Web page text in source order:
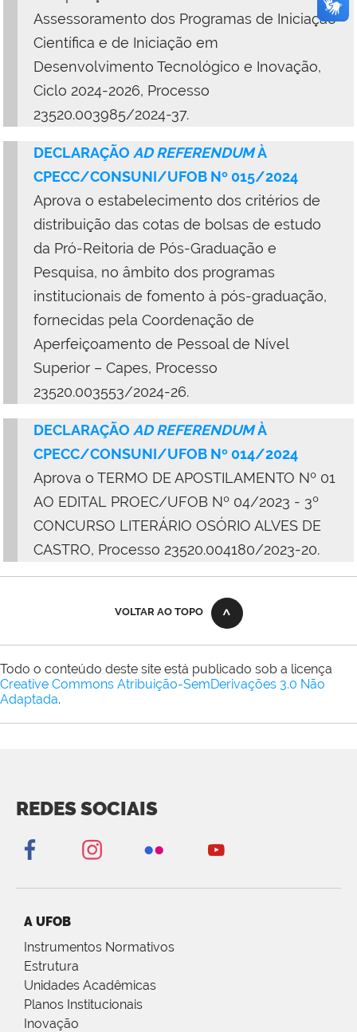
Assessoramento dos Programas de Iniciação
Científica e de Iniciação em
Desenvolvimento Tecnológico e Inovação,
Ciclo 2024-2026, Processo
23520.003985/2024-37.
DECLARAÇÃO AD REFERENDUMÀ
CPECC/CONSUNI/UFOB Nº 015/2024
Aprova o estabelecimento dos critérios de
distribuição das cotas de bolsas de estudo
da Pró-Reitoria de Pós-Graduação e
Pesquisa, no âmbito dos programas
institucionais de fomento à pós-graduação,
fornecidas pela Coordenação de
Aperfeiçoamento de Pessoal de Nível
Superior – Capes, Processo
23520.003553/2024-26.
DECLARAÇÃO AD REFERENDUMÀ
CPECC/CONSUNI/UFOB Nº 014/2024
Aprova o TERMO DE APOSTILAMENTO Nº 01
AO EDITAL PROEC/UFOB Nº 04/2023 - 3º
CONCURSO LITERÁRIO OSÓRIO ALVES DE
CASTRO, Processo 23520.004180/2023-20.
VOLTAR AO TOPO
Todo o conteúdo deste site está publicado sob a licença
Creative Commons Atribuição-SemDerivações 3.0 Não
Adaptada.
REDES SOCIAIS
A UFOB
Instrumentos Normativos
Estrutura
Unidades Acadêmicas
Planos Institucionais
Inovação